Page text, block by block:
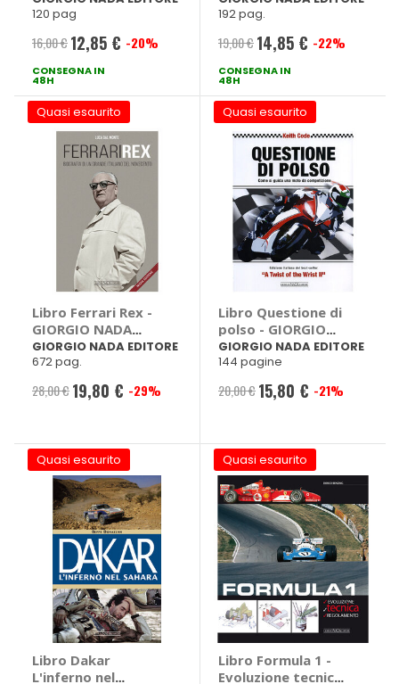
NADA EDITORE
120 pag
16,00 € Prezzo
speciale
12,85 € -20%
CONSEGNA IN
48H
GIORGIO NADA
EDITORE
192 pag.
19,00 € Prezzo
speciale
14,85 € -22%
CONSEGNA IN
48H
Quasi esaurito
Libro Ferrari Rex -
GIORGIO NADA
EDITORE
GIORGIO NADA EDITORE
672 pag.
28,00 € Prezzo
19,80 € -29%
Quasi esaurito
Libro Questione di
polso - GIORGIO
NADA EDITORE
GIORGIO NADA EDITORE
144 pagine
20,00 € Prezzo
15,80 € -21%
Quasi esaurito
Libro Dakar
L'inferno nel
Quasi esaurito
Libro Formula 1 -
Evoluzione tecnica,